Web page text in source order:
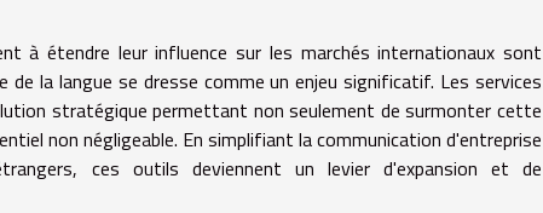
à étendre leur influence sur les marchés internationaux sont
la langue se dresse comme un enjeu significatif. Les services
stratégique permettant non seulement de surmonter cette
non négligeable. En simplifiant la communication d'entreprise
ces outils deviennent un levier d'expansion et de